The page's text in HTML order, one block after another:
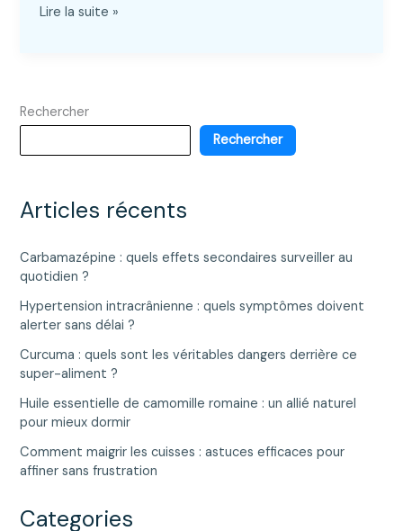
Calorie
sur
perte
poids
?
Lire la suite »
Rechercher
Rechercher
Articles récents
Carbamazépine : quels effets secondaires surveiller au
quotidien ?
Hypertension intracrânienne : quels symptômes doivent
alerter sans délai ?
Curcuma : quels sont les véritables dangers derrière ce
super-aliment ?
Huile essentielle de camomille romaine : un allié naturel
pour mieux dormir
Comment maigrir les cuisses : astuces efficaces pour
affiner sans frustration
Categories